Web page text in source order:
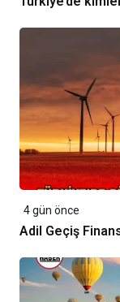
4 gün önce
Adil Geçiş